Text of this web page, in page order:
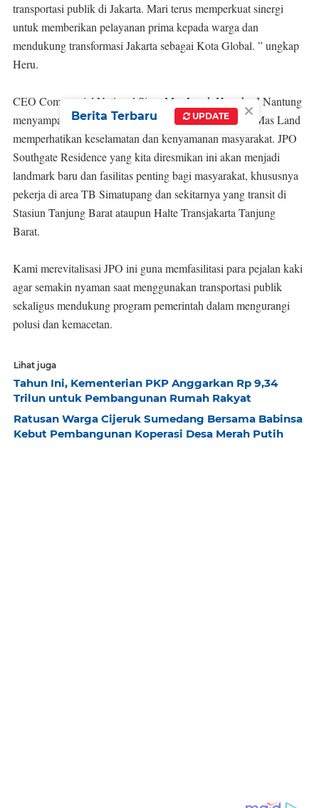
transportasi publik di Jakarta. Mari terus memperkuat sinergi
untuk memberikan pelayanan prima kepada warga dan
mendukung transformasi Jakarta sebagai Kota Global. ” ungkap
Heru.
CEO Commercial National Sinar Mas Land, Hongky J Nantung
menyampaikan, “dalam pengembangan proyek, Sinar Mas Land
memperhatikan keselamatan dan kenyamanan masyarakat. JPO
Southgate Residence yang kita diresmikan ini akan menjadi
landmark baru dan fasilitas penting bagi masyarakat, khususnya
pekerja di area TB Simatupang dan sekitarnya yang transit di
Stasiun Tanjung Barat ataupun Halte Transjakarta Tanjung
Barat.
Kami merevitalisasi JPO ini guna memfasilitasi para pejalan kaki
agar semakin nyaman saat menggunakan transportasi publik
sekaligus mendukung program pemerintah dalam mengurangi
polusi dan kemacetan.
Lihat juga
Tahun Ini, Kementerian PKP Anggarkan Rp 9,34
Trilun untuk Pembangunan Rumah Rakyat
Ratusan Warga Cijeruk Sumedang Bersama Babinsa
Kebut Pembangunan Koperasi Desa Merah Putih
×
Berita Terbaru UPDATE